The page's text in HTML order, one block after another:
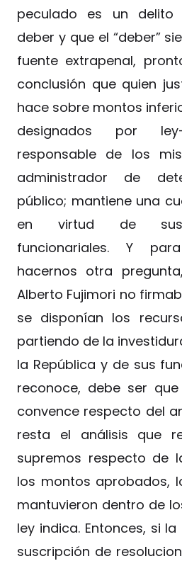
peculado es un
deber y que el “deber”
fuente extrapenal,
conclusión que quien
hace sobre montos
designados por
responsable de los
administrador de
público; mantiene una
en virtud de sus
funcionariales. Y
hacernos otra
Alberto Fujimori no
se disponían los
partiendo de la
la República y de sus
reconoce, debe ser
convence respecto del
resta el análisis que
supremos respecto de
los montos aprobados,
mantuvieron dentro de
ley indica. Entonces, si
suscripción de